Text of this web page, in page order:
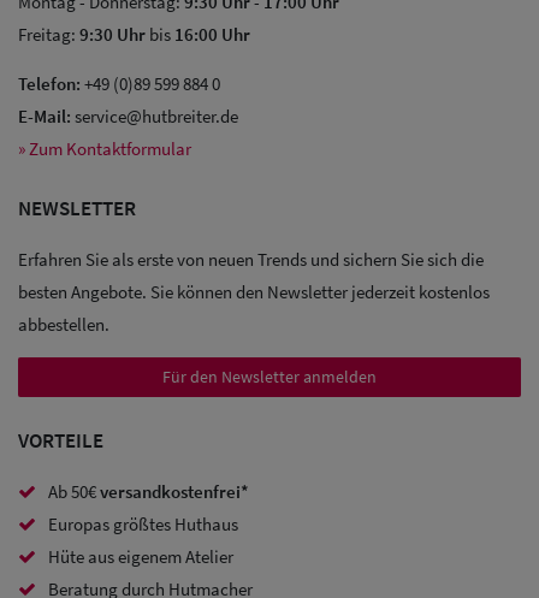
Sale: Caps
Sale:
Baseball
Caps
Sale:
Trucker
Caps
Sale: Caps
Freitag: 9:30 Uhr bis 16:00 Uhr
Telefon: +49 (0)89 599 884 0
E-Mail: service@hutbreiter.de
» Zum Kontaktformular
NEWSLETTER
Erfahren Sie als erste von neuen Trends und sichern Sie sich die
besten Angebote. Sie können den Newsletter jederzeit kostenlos
abbestellen.
Für den Newsletter anmelden
VORTEILE
Ab 50€versandkostenfrei*
Europas größtes Huthaus
Hüte aus eigenem Atelier
Beratung durch Hutmacher